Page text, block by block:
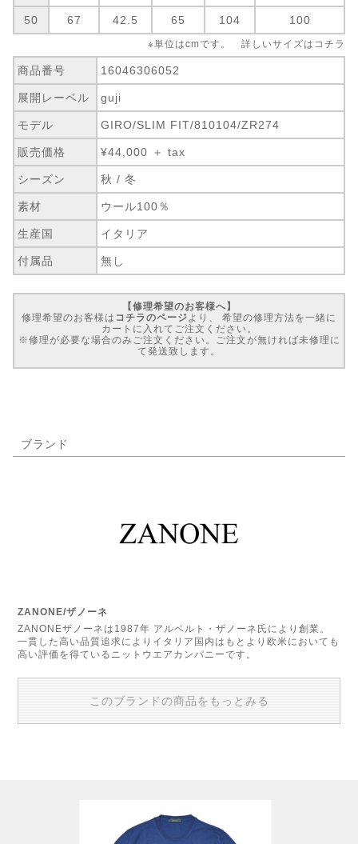
50 67 42.5 65 104 100
※単位はcmです。 詳しいサイズは コチラ
商品番号 16046306052
展開レーベル guji
モデル GIRO/SLIM FIT/810104/ZR274
販売価格 ¥44,000 ＋ tax
シーズン 秋 / 冬
素材 ウール100％
生産国 イタリア
付属品 無し
【修理希望のお客様へ】
修理希望のお客様は コチラのページ より、 希望の修理方法を一緒に
カートに入れてご注文ください。
※修理が必要な場合のみご注文ください。ご注文が無ければ未修理に
て発送致します。
ブランド
ZANONE/ザノーネ
ZANONEザノーネは1987年 アルベルト・ザノーネ氏により創業。
一貫した高い品質追求によりイタリア国内はもとより欧米においても
高い評価を得ているニットウエアカンパニーです。
このブランドの商品をもっとみる